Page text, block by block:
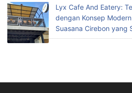
Lyx Cafe And Eatery:
dengan Konsep
Suasana Cirebon yang